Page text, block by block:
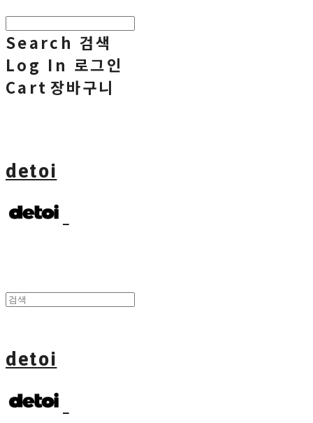
Search 검색
Log In 로그인
Cart 장바구니
detoi
detoi